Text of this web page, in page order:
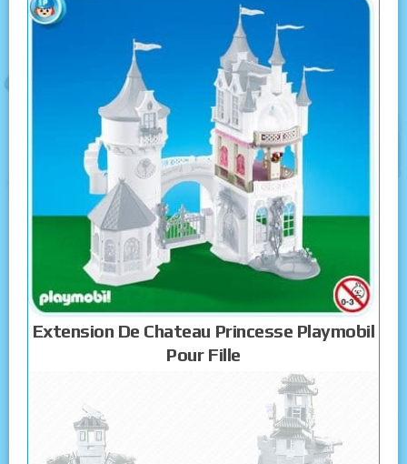
Extension De Chateau Princesse Playmobil
Pour Fille